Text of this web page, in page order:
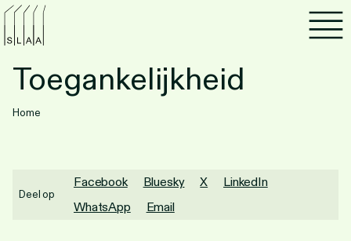
Toegankelijkheid
Home
Deel op
Facebook Bluesky X
LinkedIn
WhatsApp
Email
Agenda
Programma's
Lezen
Luisteren
Nieuwsbrief